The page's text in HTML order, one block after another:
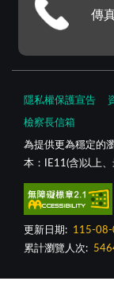
傳
隱私權保護宣告
檢察長信箱
為提供更為穩定的
本：IE11(含)以上
更新日期:
115-08-
累計瀏覽人次: